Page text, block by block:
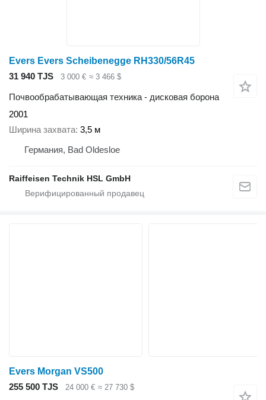
Evers Evers Scheibenegge RH330/56R45
31 940 TJS
3 000 € ≈ 3 466 $
Почвообрабатывающая техника - дисковая борона
2001
Ширина захвата 3,5 м
Германия, Bad Oldesloe
Raiffeisen Technik HSL GmbH
Evers Morgan VS500
255 500 TJS
24 000 € ≈ 27 730 $